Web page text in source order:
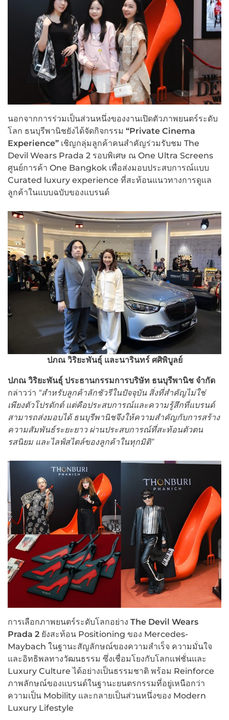
นอกจากการร่วมเป็นส่วนหนึ่งของงานเปิดตัวภาพยนตร์ระดับ
โลก ธนบุรีพานิชยังได้จัดกิจกรรม “Private Cinema
Experience” เชิญกลุ่มลูกค้าคนสำคัญร่วมรับชม The
Devil Wears Prada 2 รอบพิเศษ ณ One Ultra Screens
ศูนย์การค้า One Bangkok เพื่อส่งมอบประสบการณ์แบบ
Curated luxury experience ที่สะท้อนแนวทางการดูแล
ลูกค้าในแบบฉบับของแบรนด์
ปภณ วิริยะพันธุ์ และนารินทร์ ศศิพิบูลย์
ปภณ วิริยะพันธุ์ ประธานกรรมการบริษัท ธนบุรีพานิช จำกัด
กล่าวว่า “สำหรับลูกค้าลักชัวรีในปัจจุบัน สิ่งที่สำคัญไม่ใช่
เพียงตัวโปรดักต์ แต่คือประสบการณ์และความรู้สึกที่แบรนด์
สามารถส่งมอบได้ ธนบุรีพานิชจึงให้ความสำคัญกับการสร้าง
ความสัมพันธ์ระยะยาว ผ่านประสบการณ์ที่สะท้อนตัวตน
รสนิยม และไลฟ์สไตล์ของลูกค้าในทุกมิติ”
การเลือกภาพยนตร์ระดับโลกอย่าง The Devil Wears
Prada 2 ยังสะท้อน Positioning ของ Mercedes-
Maybach ในฐานะสัญลักษณ์ของความสำเร็จ ความมั่นใจ
และอิทธิพลทางวัฒนธรรม ซึ่งเชื่อมโยงกับโลกแฟชั่นและ
Luxury Culture ได้อย่างเป็นธรรมชาติ พร้อม Reinforce
ภาพลักษณ์ของแบรนด์ในฐานะยนตรกรรมที่อยู่เหนือกว่า
ความเป็น Mobility และกลายเป็นส่วนหนึ่งของ Modern
Luxury Lifestyle